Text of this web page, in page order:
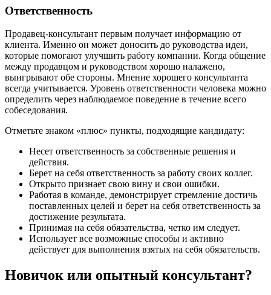
Ответственность
Продавец-консультант первым получает информацию от
клиента. Именно он может доносить до руководства идеи,
которые помогают улучшить работу компании. Когда общение
между продавцом и руководством хорошо налажено,
выигрывают обе стороны. Мнение хорошего консультанта
всегда учитывается. Уровень ответственности человека можно
определить через наблюдаемое поведение в течение всего
собеседования.
Отметьте знаком «плюс» пункты, подходящие кандидату:
Несет ответственность за собственные решения и
действия.
Берет на себя ответственность за работу своих коллег.
Открыто признает свою вину и свои ошибки.
Работая в команде, демонстрирует стремление достичь
поставленных целей и берет на себя ответственность за
достижение результата.
Принимая на себя обязательства, четко им следует.
Использует все возможные способы и активно
действует для выполнения взятых на себя обязательств.
Новичок или опытный консультант?